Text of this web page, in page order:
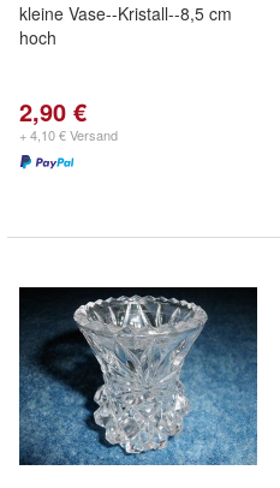
kleine Vase--Kristall--8,5 cm
hoch
2,90 €
+ 4,10 € Versand